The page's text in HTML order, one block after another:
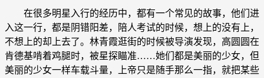
在很多明星入行的经历中，都有一个常见的故事，他们进
入这一行，都是阴错阳差，陪人考试的时候，想上的没有上，
不想上的却上去了。林青霞逛街的时候被导演发现，高圆圆在
肯德基啃着鸡腿时，被星探瞄准……她们都是美丽的少女，但
美丽的少女一样车载斗量，上帝只是随手那么一指，就把某些